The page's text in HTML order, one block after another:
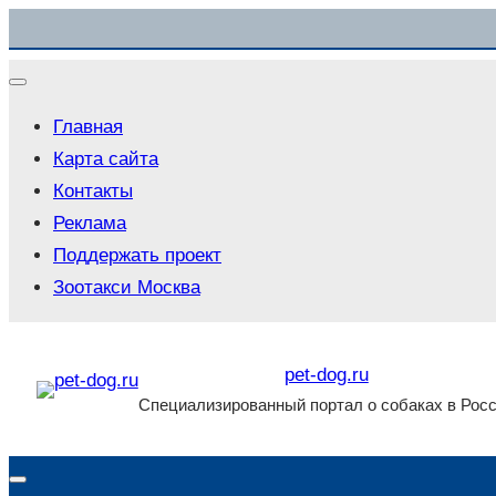
Главная
Карта сайта
Контакты
Реклама
Поддержать проект
Зоотакси Москва
pet-dog.ru
Специализированный портал о собаках в